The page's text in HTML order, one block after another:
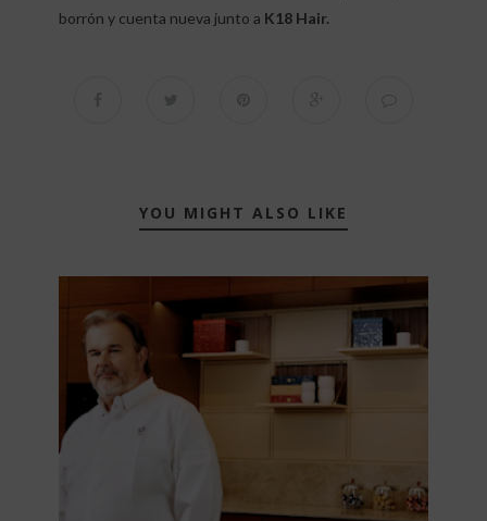
borrón y cuenta nueva junto a K18 Hair.
YOU MIGHT ALSO LIKE